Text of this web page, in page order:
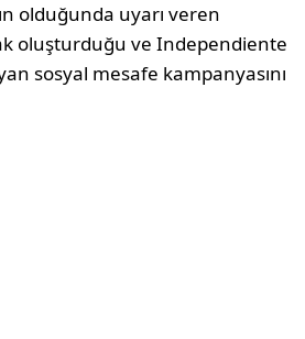
olduğunda uyarı veren
oluşturduğu ve Independiente
sosyal mesafe kampanyasını